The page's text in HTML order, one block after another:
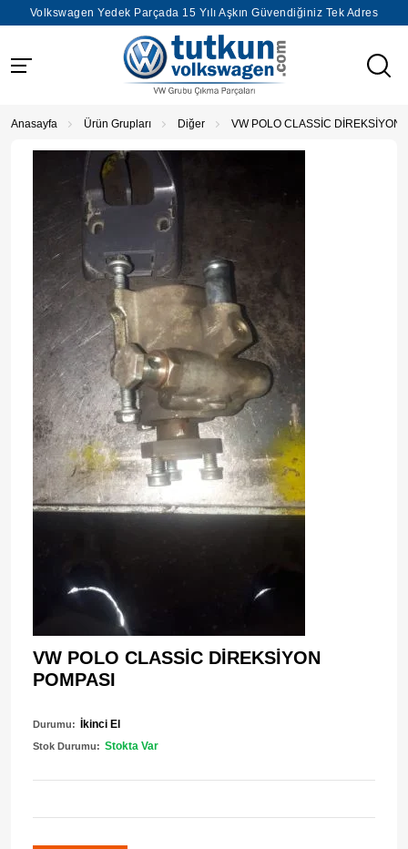
Volkswagen Yedek Parçada 15 Yılı Aşkın Güvendiğiniz Tek Adres
Anasayfa Ürün Grupları Diğer VW POLO CLASSİC DİREKSİYON
VW POLO CLASSİC DİREKSİYON
POMPASI
Durumu: İkinci El
Stok Durumu: Stokta Var